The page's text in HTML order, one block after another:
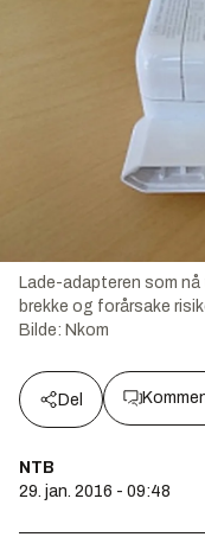
Lade-adapteren som
brekke og forårsake
Bilde: Nkom
Del
NTB
29. jan. 2016 - 09:48